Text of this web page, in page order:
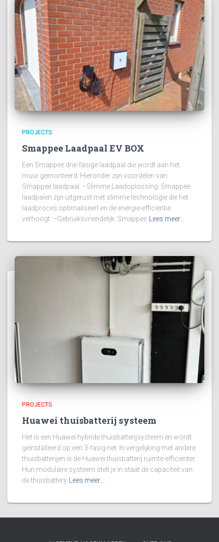
PROJECTS
Smappee Laadpaal EV BOX
Een Smappee drie-fasige laadpaal die wordt aan het
muur gemonteerd. Hieronder zijn voordelen van
Smappee laadpaal: –Slimme Laadoplossing: Smappee
laadpalen zijn uitgerust met slimme technologie die het
laadproces optimaliseert en de energie-efficiëntie
verhoogt. –Gebruiksvriendelijk: Smappee Lees meer…
PROJECTS
Huawei thuisbatterij systeem
Het is een Huawei hybride thuisbatterijsysteem en wordt
geïnstalleerd op een 3-fasig net. In vergelijking met andere
thuisbatterijen is de Huawei thuisbatterij ruimte-efficiënter.
Hun modulaire systeem stelt je in staat de capaciteit van
de thuisbatterij
Lees meer…